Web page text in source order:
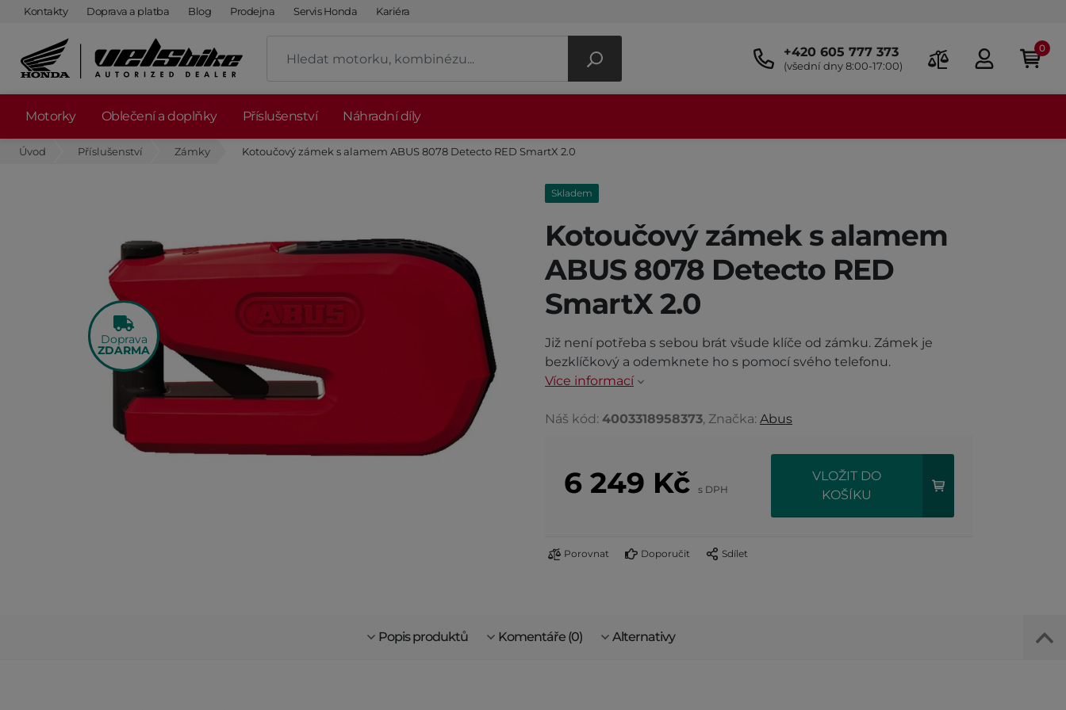
Kontakty Doprava a platba Blog Prodejna Servis Honda Kariéra
+420 605 777 373
(všední dny 8:00-17:00)
0
Motorky Oblečení a doplňky Příslušenství Náhradní díly
Úvod Příslušenství Zámky Kotoučový zámek s alamem ABUS 8078 Detecto RED SmartX 2.0
Doprava
ZDARMA
Skladem
Kotoučový zámek s alamem
ABUS 8078 Detecto RED
SmartX 2.0
Již není potřeba s sebou brát všude klíče od zámku. Zámek je
bezklíčkový a odemknete ho s pomocí svého telefonu.
Více informací
Náš kód: 4003318958373, Značka: Abus
6 249 Kč s DPH
VLOŽIT DO
KOŠÍKU
Porovnat Doporučit Sdílet
Popis produktů Komentáře (0) Alternativy